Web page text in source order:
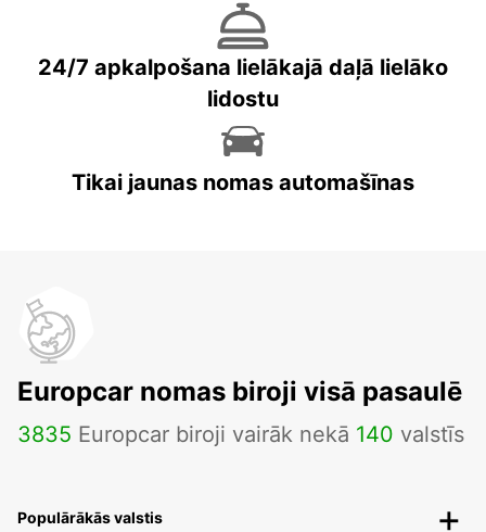
24/7 apkalpošana lielākajā daļā lielāko
lidostu
Tikai jaunas nomas automašīnas
Europcar nomas biroji visā pasaulē
3835 Europcar biroji vairāk nekā 140 valstīs
Populārākās valstis